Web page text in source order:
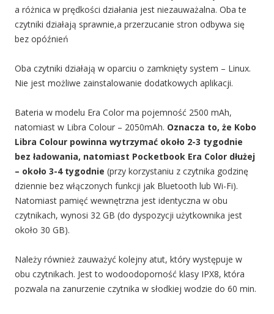
a różnica w prędkości działania jest niezauważalna. Oba te
czytniki działają sprawnie,a przerzucanie stron odbywa się
bez opóźnień
Oba czytniki działają w oparciu o zamknięty system – Linux.
Nie jest możliwe zainstalowanie dodatkowych aplikacji.
Bateria w modelu Era Color ma pojemność 2500 mAh,
natomiast w Libra Colour – 2050mAh. Oznacza to, że Kobo
Libra Colour powinna wytrzymać około 2-3 tygodnie
bez ładowania, natomiast Pocketbook Era Color dłużej
– około 3-4 tygodnie (przy korzystaniu z czytnika godzinę
dziennie bez włączonych funkcji jak Bluetooth lub Wi-Fi).
Natomiast pamięć wewnętrzna jest identyczna w obu
czytnikach, wynosi 32 GB (do dyspozycji użytkownika jest
około 30 GB).
Należy również zauważyć kolejny atut, który występuje w
obu czytnikach. Jest to wodoodoporność klasy IPX8, która
pozwala na zanurzenie czytnika w słodkiej wodzie do 60 min.